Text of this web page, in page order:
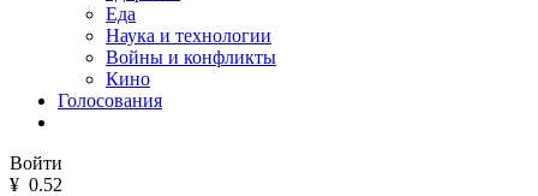
Еда
Наука и технологии
Войны и конфликты
Кино
Голосования
Войти
¥ 0.52